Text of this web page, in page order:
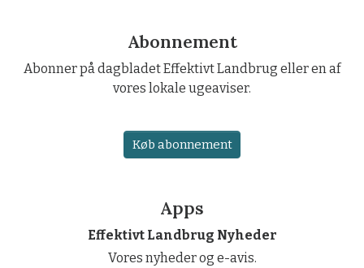
Abonnement
Abonner på dagbladet Effektivt Landbrug eller en af
vores lokale ugeaviser.
Køb abonnement
Apps
Effektivt Landbrug Nyheder
Vores nyheder og e-avis.